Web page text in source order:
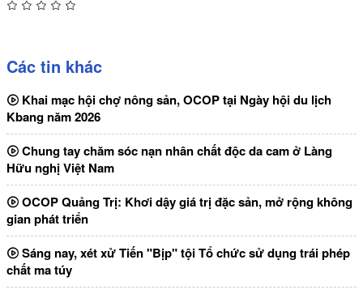
Các tin khác
Khai mạc hội chợ nông sản, OCOP tại Ngày hội du lịch
Kbang năm 2026
Chung tay chăm sóc nạn nhân chất độc da cam ở Làng
Hữu nghị Việt Nam
OCOP Quảng Trị: Khơi dậy giá trị đặc sản, mở rộng không
gian phát triển
Sáng nay, xét xử Tiến "Bịp" tội Tổ chức sử dụng trái phép
chất ma túy